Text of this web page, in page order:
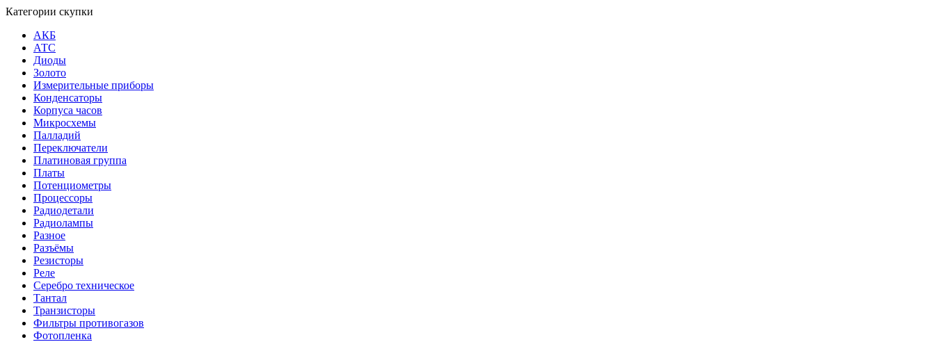
Категории скупки
АКБ
АТС
Диоды
Золото
Измерительные приборы
Конденсаторы
Корпуса часов
Микросхемы
Палладий
Переключатели
Платиновая группа
Платы
Потенциометры
Процессоры
Радиодетали
Радиолампы
Разное
Разъёмы
Резисторы
Реле
Серебро техническое
Тантал
Транзисторы
Фильтры противогазов
Фотопленка